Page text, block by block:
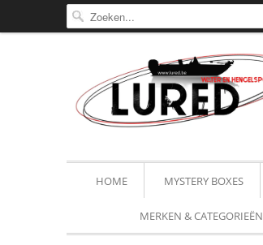
HOME MYSTERY BOXES
MERKEN & CATEGORIEËN